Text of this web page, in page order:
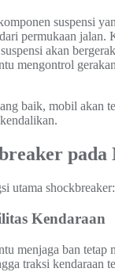
suspensi
permukaan jalan.
akan
mengontrol
baik, mobil akan
pada
utama shockbreaker:
Kendaraan
menjaga ban tetap
traksi kendaraan